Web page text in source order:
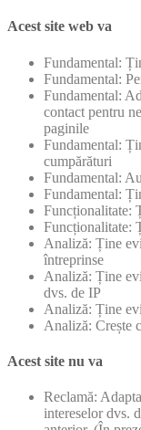
Acest site web va
Fundamental:
Fundamental:
Fundamental:
contact pentru
paginile
Fundamental:
cumpărături
Fundamental:
Fundamental:
Funcționalitate:
Funcționalitate:
Analiză: Ține
întreprinse
Analiză: Ține
dvs. de IP
Analiză: Ține
Analiză: Crește
Acest site nu va
Reclamă:
intereselor dvs.